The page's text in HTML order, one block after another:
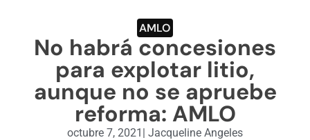
ENGLISH SECTION
VIDEOS
AMLO
No habrá concesiones
para explotar litio,
aunque no se apruebe
reforma: AMLO
octubre 7, 2021 | Jacqueline Angeles